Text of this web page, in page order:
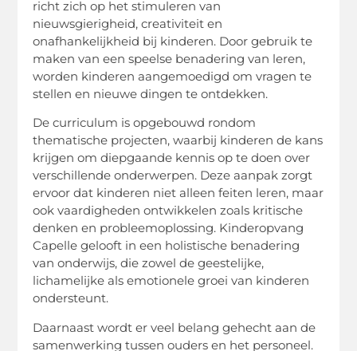
richt zich op het stimuleren van
nieuwsgierigheid, creativiteit en
onafhankelijkheid bij kinderen. Door gebruik te
maken van een speelse benadering van leren,
worden kinderen aangemoedigd om vragen te
stellen en nieuwe dingen te ontdekken.
De curriculum is opgebouwd rondom
thematische projecten, waarbij kinderen de kans
krijgen om diepgaande kennis op te doen over
verschillende onderwerpen. Deze aanpak zorgt
ervoor dat kinderen niet alleen feiten leren, maar
ook vaardigheden ontwikkelen zoals kritische
denken en probleemoplossing. Kinderopvang
Capelle gelooft in een holistische benadering
van onderwijs, die zowel de geestelijke,
lichamelijke als emotionele groei van kinderen
ondersteunt.
Daarnaast wordt er veel belang gehecht aan de
samenwerking tussen ouders en het personeel.